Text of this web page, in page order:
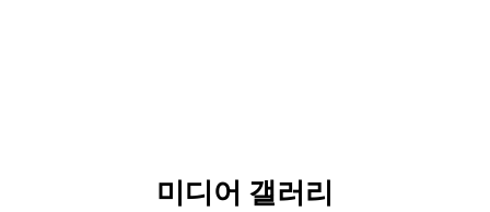
미디어 갤러리